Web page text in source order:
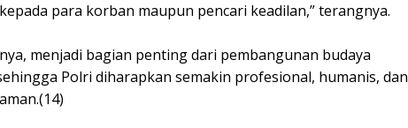
para korban maupun pencari keadilan,” terangnya.
menjadi bagian penting dari pembangunan budaya
Polri diharapkan semakin profesional, humanis, dan